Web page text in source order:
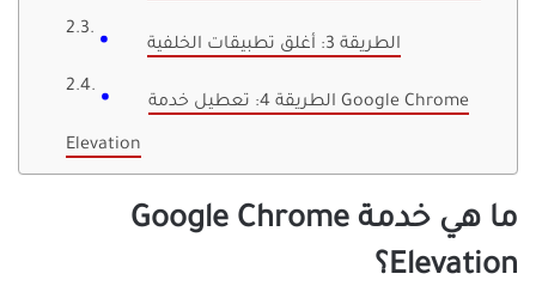
الطريقة 3: أغلق تطبيقات الخلفية
الطريقة 4: تعطيل خدمة Google Chrome
Elevation
ما هي خدمة Google Chrome
Elevation؟